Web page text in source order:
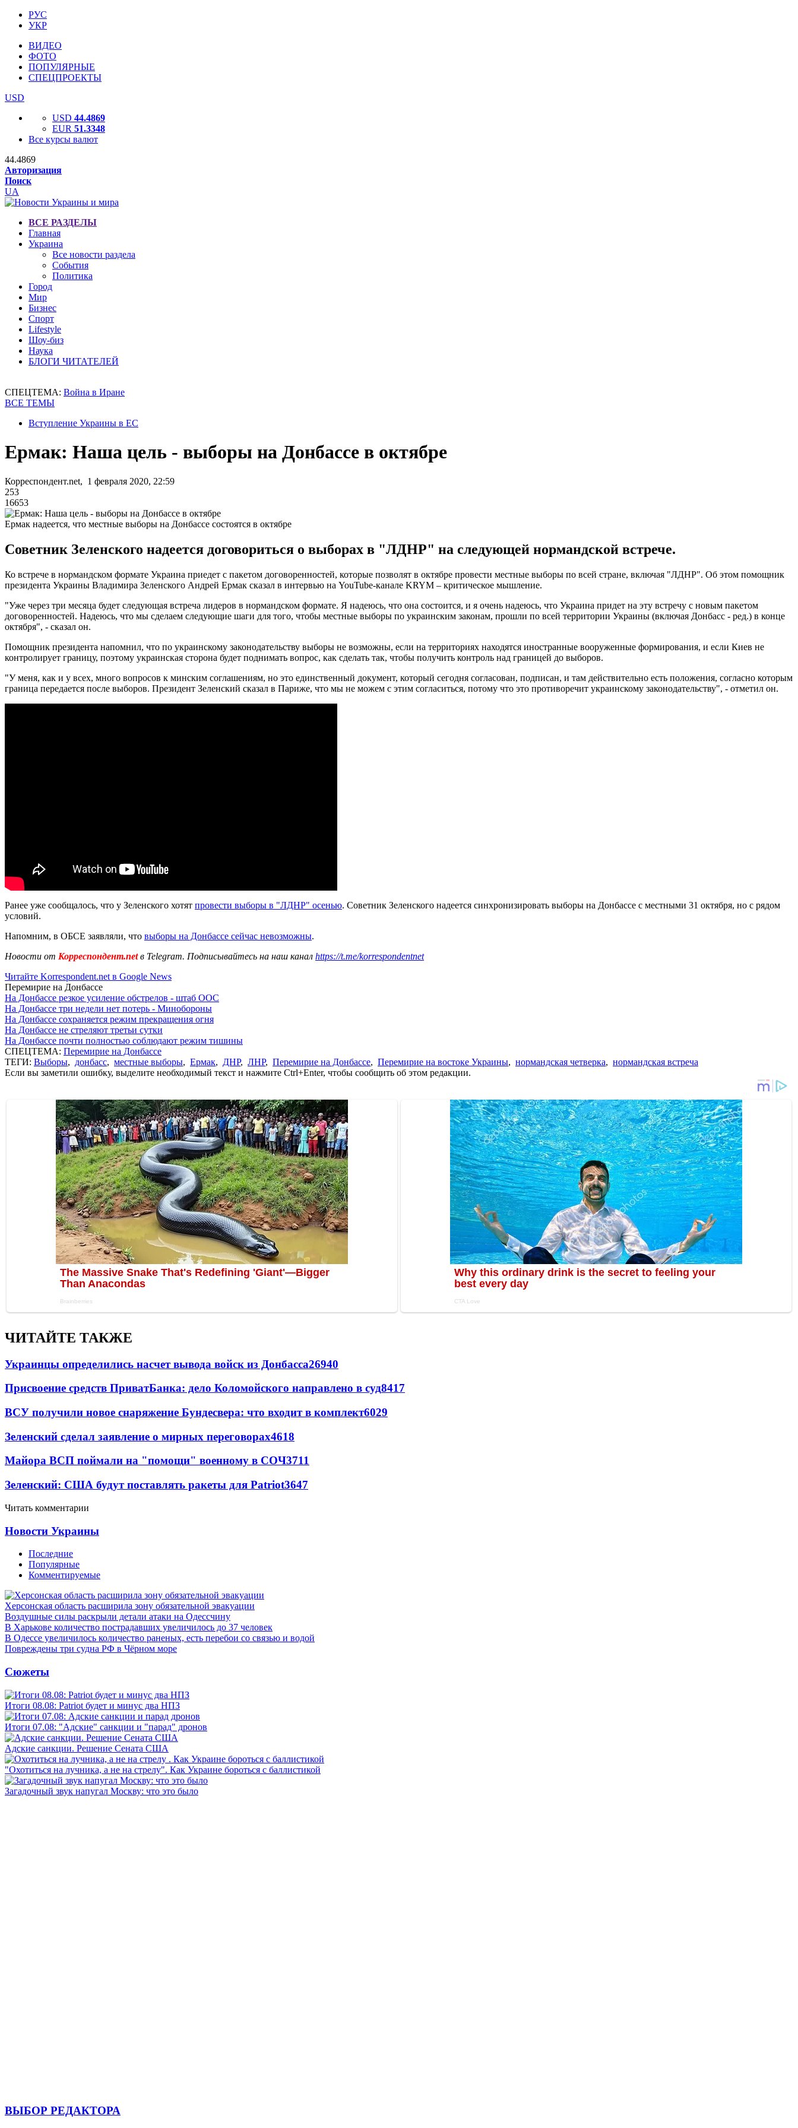
РУС
УКР
ВИДЕО
ФОТО
ПОПУЛЯРНЫЕ
СПЕЦПРОЕКТЫ
USD
USD 44.4869
EUR 51.3348
Все курсы валют
44.4869
Авторизация
Поиск
UA
ВСЕ РАЗДЕЛЫ
Главная
Украина
Все новости раздела
События
Политика
Город
Мир
Бизнес
Спорт
Lifestyle
Шоу-биз
Наука
БЛОГИ ЧИТАТЕЛЕЙ
СПЕЦТЕМА: Война в Иране
ВСЕ ТЕМЫ
Вступление Украины в ЕС
Ермак: Наша цель - выборы на Донбассе в октябре
Корреспондент.net, 1 февраля 2020, 22:59
253
16653
Ермак надеется, что местные выборы на Донбассе состоятся в октябре
Советник Зеленского надеется договориться о выборах в "ЛДНР" на следующей нормандской встрече.
Ко встрече в нормандском формате Украина приедет с пакетом договоренностей, которые позволят в октябре провести местные выборы по всей стране, включая "ЛДНР". Об этом помощник
президента Украины Владимира Зеленского Андрей Ермак сказал в интервью на YouTube-канале KRYM – критическое мышление.
"Уже через три месяца будет следующая встреча лидеров в нормандском формате. Я надеюсь, что она состоится, и я очень надеюсь, что Украина придет на эту встречу с новым пакетом
договоренностей. Надеюсь, что мы сделаем следующие шаги для того, чтобы местные выборы по украинским законам, прошли по всей территории Украины (включая Донбасс - ред.) в конце
октября", - сказал он.
Помощник президента напомнил, что по украинскому законодательству выборы не возможны, если на территориях находятся иностранные вооруженные формирования, и если Киев не
контролирует границу, поэтому украинская сторона будет поднимать вопрос, как сделать так, чтобы получить контроль над границей до выборов.
"У меня, как и у всех, много вопросов к минским соглашениям, но это единственный документ, который сегодня согласован, подписан, и там действительно есть положения, согласно которым
граница передается после выборов. Президент Зеленский сказал в Париже, что мы не можем с этим согласиться, потому что это противоречит украинскому законодательству", - отметил он.
Ранее уже сообщалось, что у Зеленского хотят провести выборы в "ЛДНР" осенью. Советник Зеленского надеется синхронизировать выборы на Донбассе с местными 31 октября, но с рядом
условий.
Напомним, в ОБСЕ заявляли, что выборы на Донбассе сейчас невозможны.
Новости от Корреспондент.netв Telegram. Подписывайтесь на наш канал https://t.me/korrespondentnet
Читайте Korrespondent.net в Google News
Перемирие на Донбассе
На Донбассе резкое усиление обстрелов - штаб ООС
На Донбассе три недели нет потерь - Минобороны
На Донбассе сохраняется режим прекращения огня
На Донбассе не стреляют третьи сутки
На Донбассе почти полностью соблюдают режим тишины
СПЕЦТЕМА: Перемирие на Донбассе
ТЕГИ: Выборы, донбасс, местные выборы, Ермак, ДНР, ЛНР, Перемирие на Донбассе, Перемирие на востоке Украины, нормандская четверка, нормандская встреча
Если вы заметили ошибку, выделите необходимый текст и нажмите Ctrl+Enter, чтобы сообщить об этом редакции.
ЧИТАЙТЕ ТАКЖЕ
Украинцы определились насчет вывода войск из Донбасса26940
Присвоение средств ПриватБанка: дело Коломойского направлено в суд8417
ВСУ получили новое снаряжение Бундесвера: что входит в комплект6029
Зеленский сделал заявление о мирных переговорах4618
Майора ВСП поймали на "помощи" военному в СОЧ3711
Зеленский: США будут поставлять ракеты для Patriot3647
Читать комментарии
Новости Украины
Последние
Популярные
Комментируемые
Херсонская область расширила зону обязательной эвакуации
Воздушные силы раскрыли детали атаки на Одессчину
В Харькове количество пострадавших увеличилось до 37 человек
В Одессе увеличилось количество раненых, есть перебои со связью и водой
Повреждены три судна РФ в Чёрном море
Сюжеты
Итоги 08.08: Patriot будет и минус два НПЗ
Итоги 07.08: "Адские" санкции и "парад" дронов
Адские санкции. Решение Сената США
"Охотиться на лучника, а не на стрелу". Как Украине бороться с баллистикой
Загадочный звук напугал Москву: что это было
ВЫБОР РЕДАКТОРА